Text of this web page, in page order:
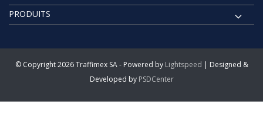
PRODUITS
© Copyright 2026 Traffimex SA - Powered by Lightspeed | Designed &
Developed by PSDCenter